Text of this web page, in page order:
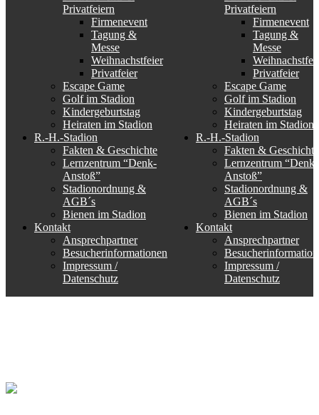
Privatfeiern
Firmenevent
Tagung &
Messe
Weihnachstfeier
Privatfeier
Escape Game
Golf im Stadion
Kindergeburtstag
Heiraten im Stadion
R.-H.-Stadion
Fakten & Geschichte
Lernzentrum “Denk-
Anstoß”
Stadionordnung &
AGB´s
Bienen im Stadion
Kontakt
Ansprechpartner
Besucherinformationen
Impressum /
Datenschutz
Privatfeiern
Firmenevent
Tagung &
Messe
Privatfeier
Escape Game
Golf im Stadion
Kindergeburtstag
Heiraten im Stadion
R.-H.-Stadion
Fakten & Geschichte
Lernzentrum “Denk-
Anstoß”
Stadionordnung &
AGB´s
Bienen im Stadion
Kontakt
Ansprechpartner
Impressum /
Datenschutz